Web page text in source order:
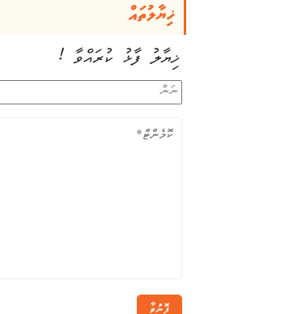
ޚިޔާލުތައް
ޚިޔާލު ފާޅު ކުރައްވާ !
ފޮނުވާ